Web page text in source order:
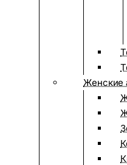
Женские